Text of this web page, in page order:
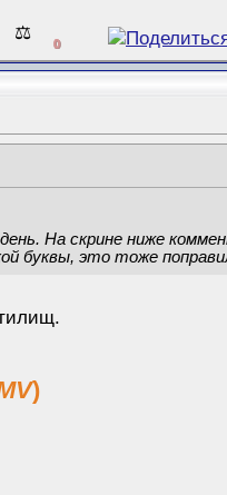
⚖️ 0
На скрине ниже
буквы, это тоже
)